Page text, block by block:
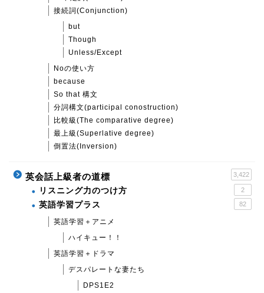
接続詞(Conjunction)
but
Though
Unless/Except
Noの使い方
because
So that 構文
分詞構文(participal conostruction)
比較級(The comparative degree)
最上級(Superlative degree)
倒置法(Inversion)
英会話上級者の道標 3,422
リスニング力のつけ方 2
英語学習プラス 82
英語学習＋アニメ
ハイキュー！！
英語学習＋ドラマ
デスパレートな妻たち
DPS1E2